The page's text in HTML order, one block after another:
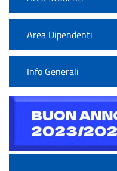
Area Dipendenti
Info Generali